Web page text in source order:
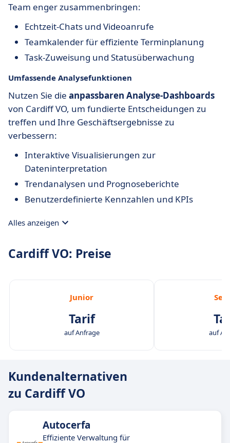
Team enger zusammenbringen:
Echtzeit-Chats und Videoanrufe
Teamkalender für effiziente Terminplanung
Task-Zuweisung und Statusüberwachung
Umfassende Analysefunktionen
Nutzen Sie die anpassbaren Analyse-Dashboards
von Cardiff VO, um fundierte Entscheidungen zu
treffen und Ihre Geschäftsergebnisse zu
verbessern:
Interaktive Visualisierungen zur
Dateninterpretation
Trendanalysen und Prognoseberichte
Benutzerdefinierte Kennzahlen und KPIs
Alles anzeigen
Cardiff VO: Preise
Junior
Tarif
auf Anfrage auf
Kundenalternativen
zu Cardiff VO
Autocerfa
Effiziente Verwaltung für